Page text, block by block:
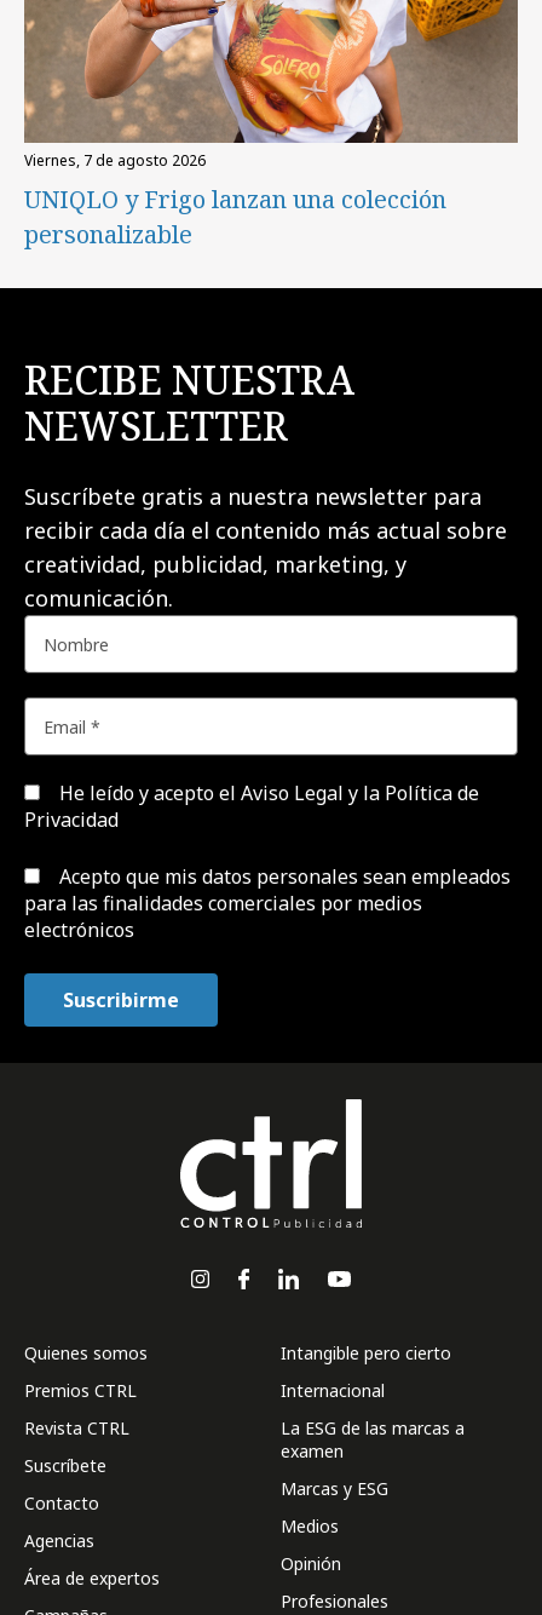
viernes, 7 de agosto 2026
UNIQLO y Frigo lanzan una colección
personalizable
RECIBE NUESTRA
NEWSLETTER
Suscríbete gratis a nuestra newsletter para
recibir cada día el contenido más actual sobre
creatividad, publicidad, marketing, y
comunicación.
He leído y acepto el Aviso Legal y la Política de
Privacidad
Acepto que mis datos personales sean empleados
para las finalidades comerciales por medios
electrónicos
Quienes somos
Premios CTRL
Revista CTRL
Suscríbete
Contacto
Agencias
Área de expertos
Intangible pero cierto
Internacional
La ESG de las marcas a
examen
Marcas y ESG
Medios
Opinión
Profesionales